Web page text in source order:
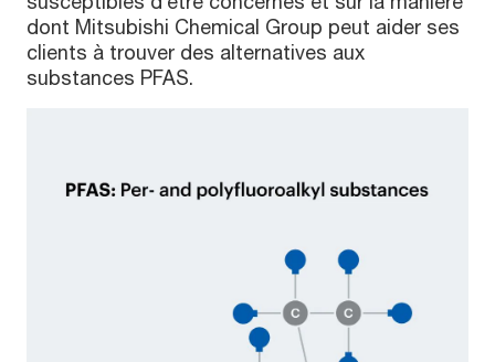
dont Mitsubishi Chemical Group peut aider ses
clients à trouver des alternatives aux
substances PFAS.